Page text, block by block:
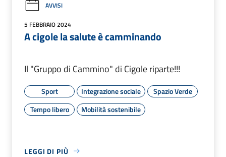
AVVISI
5 FEBBRAIO 2024
A cigole la salute è camminando
Il "Gruppo di Cammino" di Cigole riparte!!!
Sport Integrazione sociale
Spazio Verde
Tempo libero
Mobilità sostenibile
LEGGI DI PIÙ